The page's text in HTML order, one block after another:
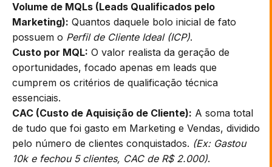
Volume de MQLs (Leads Qualificados pelo
Marketing): Quantos daquele bolo inicial de fato
possuem o Perfil de Cliente Ideal (ICP).
Custo por MQL: O valor realista da geração de
oportunidades, focado apenas em leads que
cumprem os critérios de qualificação técnica
essenciais.
CAC (Custo de Aquisição de Cliente): A soma total
de tudo que foi gasto em Marketing e Vendas, dividido
pelo número de clientes conquistados. (Ex: Gastou
10k e fechou 5 clientes, CAC de R$ 2.000).